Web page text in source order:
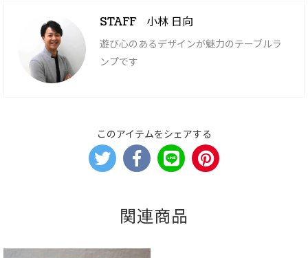
STAFF 小林 日向
遊び心のあるデザインが魅力のテーブルラ
ンプです
このアイテムをシェアする
関連商品